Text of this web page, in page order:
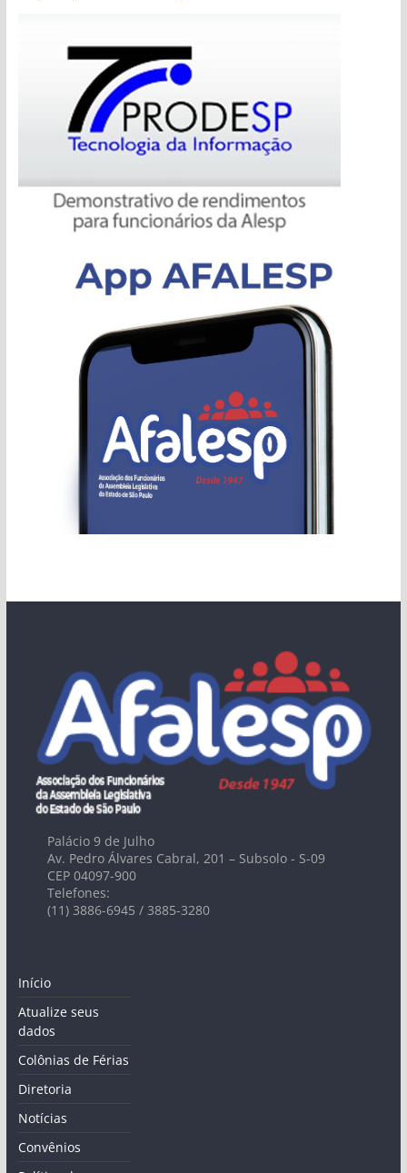
Palácio 9 de Julho
Av. Pedro Álvares Cabral, 201 – Subsolo - S-09
CEP 04097-900
Telefones:
(11) 3886-6945 / 3885-3280
Início
Atualize seus
dados
Colônias de Férias
Diretoria
Notícias
Convênios